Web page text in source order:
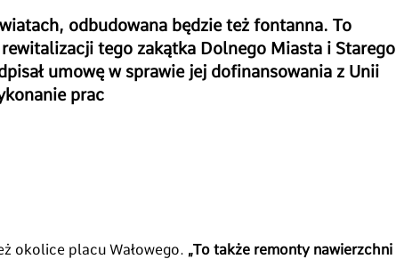
odbudowana będzie też fontanna. To
tego zakątka Dolnego Miasta i Starego
umowę w sprawie jej dofinansowania z Unii
prac
okolice placu Wałowego. „To także remonty nawierzchni